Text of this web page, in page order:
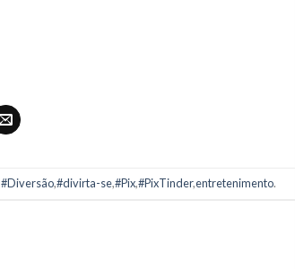
#Diversão,#divirta-se,#Pix,#PixTinder,entretenimento.